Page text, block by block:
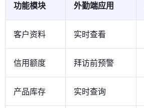
功能模块 外勤端应用
客户资料 实时查看
信用额度 拜访前预警
产品库存 实时查询